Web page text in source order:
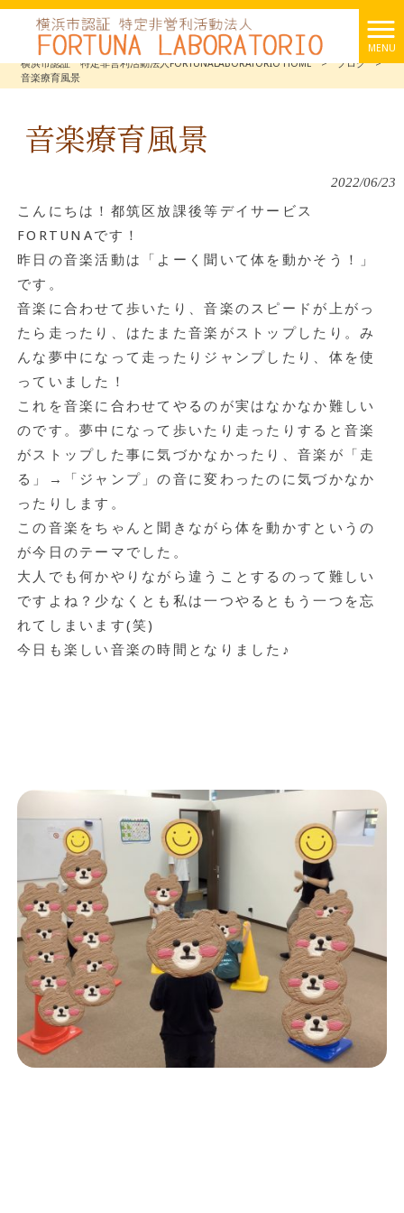
MENU
横浜市認証 特定非営利活動法人FORTUNALABORATORIO HOME
> ブログ
>
音楽療育風景
音楽療育風景
2022/06/23
こんにちは！都筑区放課後等デイサービス
FORTUNAです！
昨日の音楽活動は「よーく聞いて体を動かそう！」
です。
音楽に合わせて歩いたり、音楽のスピードが上がっ
たら走ったり、はたまた音楽がストップしたり。み
んな夢中になって走ったりジャンプしたり、体を使
っていました！
これを音楽に合わせてやるのが実はなかなか難しい
のです。夢中になって歩いたり走ったりすると音楽
がストップした事に気づかなかったり、音楽が「走
る」→「ジャンプ」の音に変わったのに気づかなか
ったりします。
この音楽をちゃんと聞きながら体を動かすというの
が今日のテーマでした。
大人でも何かやりながら違うことするのって難しい
ですよね？少なくとも私は一つやるともう一つを忘
れてしまいます(笑)
今日も楽しい音楽の時間となりました♪